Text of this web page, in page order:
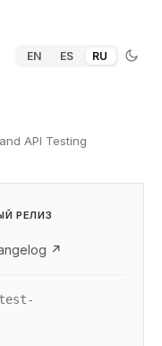
EN ES RU
API Testing
РЕЛИЗ
↗
test-